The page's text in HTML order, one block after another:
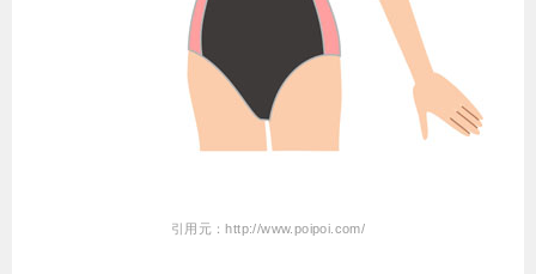
引用元：http://www.poipoi.com/